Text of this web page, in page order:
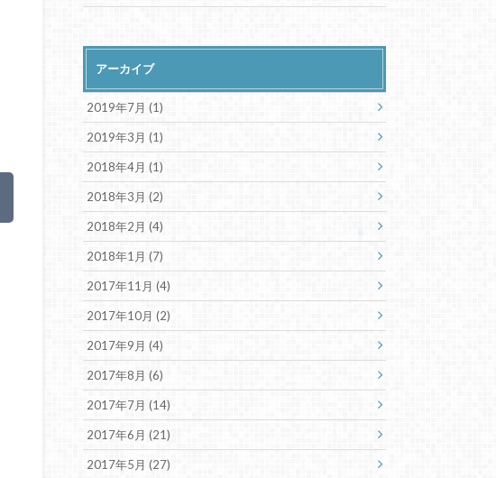
アーカイブ
2019年7月 (1)
2019年3月 (1)
2018年4月 (1)
2018年3月 (2)
2018年2月 (4)
2018年1月 (7)
2017年11月 (4)
2017年10月 (2)
2017年9月 (4)
2017年8月 (6)
2017年7月 (14)
2017年6月 (21)
2017年5月 (27)